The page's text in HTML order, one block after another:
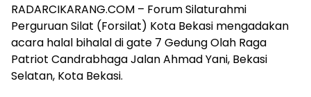
RADARCIKARANG.COM – Forum Silaturahmi
Perguruan Silat (Forsilat) Kota Bekasi mengadakan
acara halal bihalal di gate 7 Gedung Olah Raga
Patriot Candrabhaga Jalan Ahmad Yani, Bekasi
Selatan, Kota Bekasi.